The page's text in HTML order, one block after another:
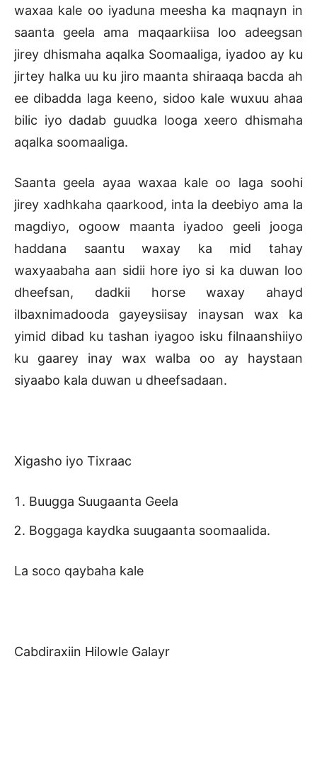
waxaa kale oo iyaduna meesha ka maqnayn in
saanta geela ama maqaarkiisa loo adeegsan
jirey dhismaha aqalka Soomaaliga, iyadoo ay ku
jirtey halka uu ku jiro maanta shiraaqa bacda ah
ee dibadda laga keeno, sidoo kale wuxuu ahaa
bilic iyo dadab guudka looga xeero dhismaha
aqalka soomaaliga.
Saanta geela ayaa waxaa kale oo laga soohi
jirey xadhkaha qaarkood, inta la deebiyo ama la
magdiyo, ogoow maanta iyadoo geeli jooga
haddana saantu waxay ka mid tahay
waxyaabaha aan sidii hore iyo si ka duwan loo
dheefsan, dadkii horse waxay ahayd
ilbaxnimadooda gayeysiisay inaysan wax ka
yimid dibad ku tashan iyagoo isku filnaanshiiyo
ku gaarey inay wax walba oo ay haystaan
siyaabo kala duwan u dheefsadaan.
Xigasho iyo Tixraac
Buugga Suugaanta Geela
Boggaga kaydka suugaanta soomaalida.
La soco qaybaha kale
Cabdiraxiin Hilowle Galayr